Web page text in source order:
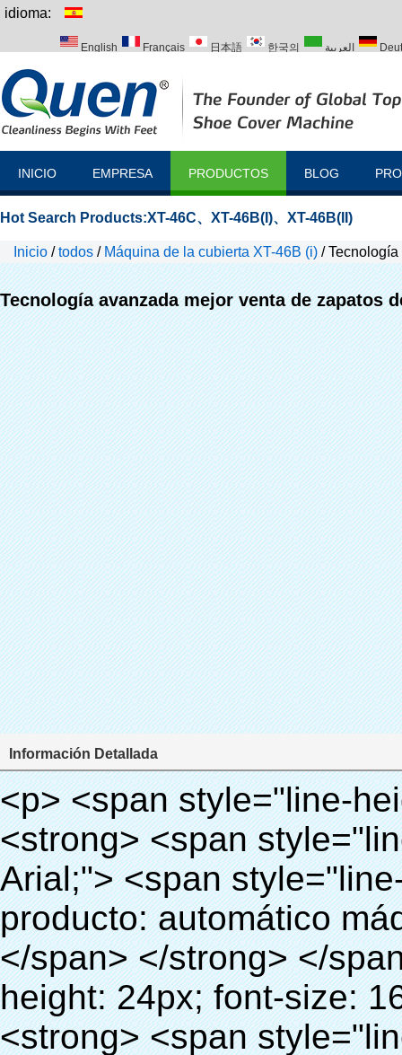
idioma:
English Français 日本語 한국의 العربية
INICIO EMPRESA PRODUCTOS BLOG
Hot Search Products:XT-46C、 XT-46B(I)、 XT-46B(II)
Inicio /todos / Máquina de la cubierta XT-46B (i) /
el hospital
Tecnología avanzada mejor venta de zapatos
Información Detallada
<p> <span style="line-height: 24px; font-size: 16px;"> <strong> <span style="line-height: 27px; font-family: Arial;"> <span style="line-height: 24px;"> Nombre del producto: automático máquina de la cubierta </span> </span> </strong> </span> </p> <p> <span style="line-height: 24px; font-size: 16px;"> <strong> </strong> <strong> <span style="line-height: 24px; font-family: Arial;"> Modelo no.: XT-46B (i) </span> </strong> </span> </p> <p>&nbsp;&nbsp;</p> <div id="ali-anchor-AliPostDhMb-e46fe" style="padding-top: 8px; background-color: #f5f5f5;" data-section-title="Product Uses" data-section="AliPostDhMb-e46fe"> <div id="ali-title-AliPostDhMb-e46fe" style="padding: 8px 0px; border-bottom-style: solid;"> <span style="background-color: #ddd; color: #333; font-weight: bold; padding: 8px 10px; line-height: 12px;"> Producto utiliza </span> </div> <div style="padding: 10px 0px;"> <p>&nbsp;<img src="http://i03.i.aliimg.com/simg/single/icon/placeholder_100x100.png" data-src="http://g01.s.alicdn.com/kf/HTB1PdJsIVXXXXXwXFXXq6xXFXXXp/200852200/HTB1PdJsIVXXXXXwXFXXq6xXFXXXp.jpg" data-alt="Tecnología avanzada mejor venta de zapatos de plástico dispensador de la cubierta para el hospital" width="700" ori-width="800" ori-height="922" /> <noscript><img src="http://g01.s.alicdn.com/kf/HTB1PdJsIVXXXXXwXFXXq6xXFXXXp/200852200/HTB1PdJsIVXXXXXwXFXXq6xXFXXXp.jpg" alt="Tecnología avanzada mejor venta de zapatos de plástico dispensador de la cubierta para el hospital" width="700" ori-width="800" ori-height="922"></noscript> </p> <p>&nbsp;</p> <p><img src="http://i03.i.aliimg.com/simg/single/icon/placeholder_100x100.png" data-src="http://g03.s.alicdn.com/kf/HTB1dGKSHVXXXXX5XXXXq6xXFXXXf/200852200/HTB1dGKSHVXXXXX5XXXXq6xXFXXXf.jpg" width="700" /> <noscript><img src="http://g03.s.alicdn.com/kf/HTB1dGKSHVXXXXX5XXXXq6xXFXXXf/200852200/HTB1dGKSHVXXXXX5XXXXq6xXFXXXf.jpg" width="700"></noscript> </p> </div> </div> <p>&nbsp;</p> <p>&nbsp;</p> <div id="ali-anchor-AliPostDhMb-te3xv" style="padding-top: 8px;" data-section-title="Technology" data-section="AliPostDhMb-te3xv"> <div id="ali-title-AliPostDhMb-te3xv" style="padding: 8px 0px; border-bottom-style: solid;"> <span style="background-color: #ddd; color: #333; font-weight: bold; padding: 8px 10px; line-height: 12px;"> Tecnología </span> </div> <div style="padding: 10px 0px;"> <p>&nbsp; <span style="line-height: normal; font-size: 14px; font-family: Arial;"> Esta máquina de la cubierta automática utiliza el principio de que <span style="line-height: 21px; color: #0000ff;"> <strong> <span style="line-height: 21px; color: #99cc00;"> <em> T </em> </span> </strong> </span> </span> <strong> <span style="line-height: 21px; color: #99cc00;"> <em> <span style="line-height: normal; font-family: Arial;"> Hermo film retráctil se reducirá en </span> </em> </span> </strong> </p> <p> <span style="line-height: 21px; font-size: 14px;"> <strong> <em> <span style="line-height: normal; font-family: Arial; color: #99cc00;"> Temperatura adecuada </span> </em> </strong> <span style="line-height: normal; font-family: Arial;"> <strong> <em> <span style="line-height: 21px; color: #99cc00;"> . </span> </em> </strong> Tecnología diferente de otros cubierta del zapato </span> <span style="line-height: normal; font-family: Arial;"> Máquina </span> <span style="line-height: normal; font-family: Arial;"> . </span> </span> </p> <p> <span style="line-height: 21px; font-size: 14px;"> <span style="line-height: normal; font-family: Arial;"> Puede <span style="line-height: 21px; color: #0000ff;"> </span> </span> <em> <span style="line-height: normal; font-weight: bold; font-family: Arial; color: #99cc00;"> Automáticamente </span> </em> <span style="line-height: normal; font-family: Arial;"> <em> <span style="line-height: 21px; color: #99cc00;"> </span> </em> Salidas y corta la película de PVC y </span> <em> <span style="line-height: normal; font-weight: bold; font-family: Arial; color: #99cc00;"> Proporcionar aire caliente. </span> </em> </span> </p> <p><br> <strong> <span style="line-height: 21px; font-size: 14px;"> <span style="line-height: normal; font-family: Arial;"> Que </span> <span style="line-height: 18px;"> <span style="line-height: normal; font-family: Arial;"> Sólo toma tres </span> </span> <span style="line-height: normal; font-family: Arial;">